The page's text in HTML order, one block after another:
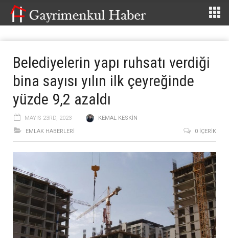
Belediyelerin yapı ruhsatı verdiği
bina sayısı yılın ilk çeyreğinde
yüzde 9,2 azaldı
MAYIS 23RD, 2023
KEMAL KESKIN
EMLAK HABERLERI
0 İÇERIK